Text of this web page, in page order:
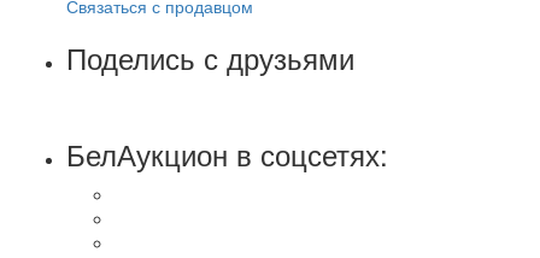
Связаться с продавцом
Поделись с друзьями
БелАукцион в соцсетях: